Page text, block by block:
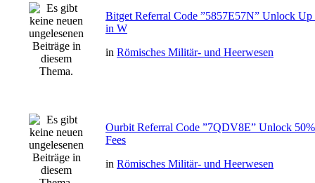
Bitget Referral Code ”5857E57N” Unlock
in W
in Römisches Militär- und Heerwesen
Ourbit Referral Code ”7QDV8E” Unlock
Fees
in Römisches Militär- und Heerwesen